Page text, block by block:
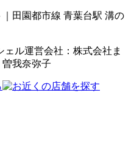
田園都市線 青葉台駅 溝の
運営会社：株式会社ま
我奈弥子